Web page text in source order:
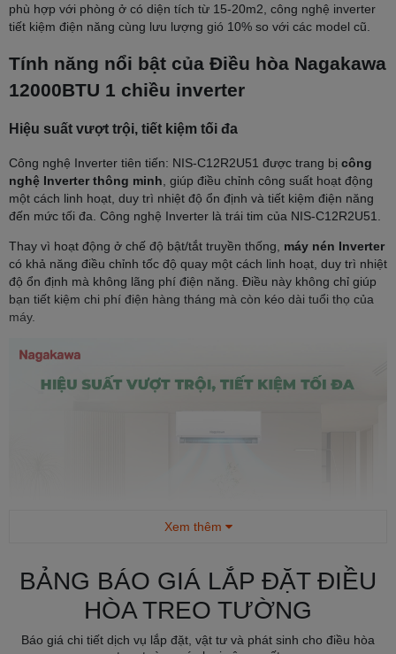
phù hợp với phòng ở có diện tích từ 15-20m2, công nghệ inverter
tiết kiệm điện năng cùng lưu lượng gió 10% so với các model cũ.
Tính năng nổi bật của Điều hòa Nagakawa
12000BTU 1 chiều inverter
Hiệu suất vượt trội, tiết kiệm tối đa
Công nghệ Inverter tiên tiến: NIS-C12R2U51 được trang bị công
nghệ Inverter thông minh , giúp điều chỉnh công suất hoạt động
một cách linh hoạt, duy trì nhiệt độ ổn định và tiết kiệm điện năng
đến mức tối đa. Công nghệ Inverter là trái tim của NIS-C12R2U51.
Thay vì hoạt động ở chế độ bật/tắt truyền thống, máy nén Inverter
có khả năng điều chỉnh tốc độ quay một cách linh hoạt, duy trì nhiệt
độ ổn định mà không lãng phí điện năng. Điều này không chỉ giúp
bạn tiết kiệm chi phí điện hàng tháng mà còn kéo dài tuổi thọ của
máy.
Công suất 12000 BTU/h: Với công suất này, sản phẩm là lựa chọn
Xem thêm
BẢNG BÁO GIÁ LẮP ĐẶT ĐIỀU
HÒA TREO TƯỜNG
Báo giá chi tiết dịch vụ lắp đặt, vật tư và phát sinh cho điều hòa